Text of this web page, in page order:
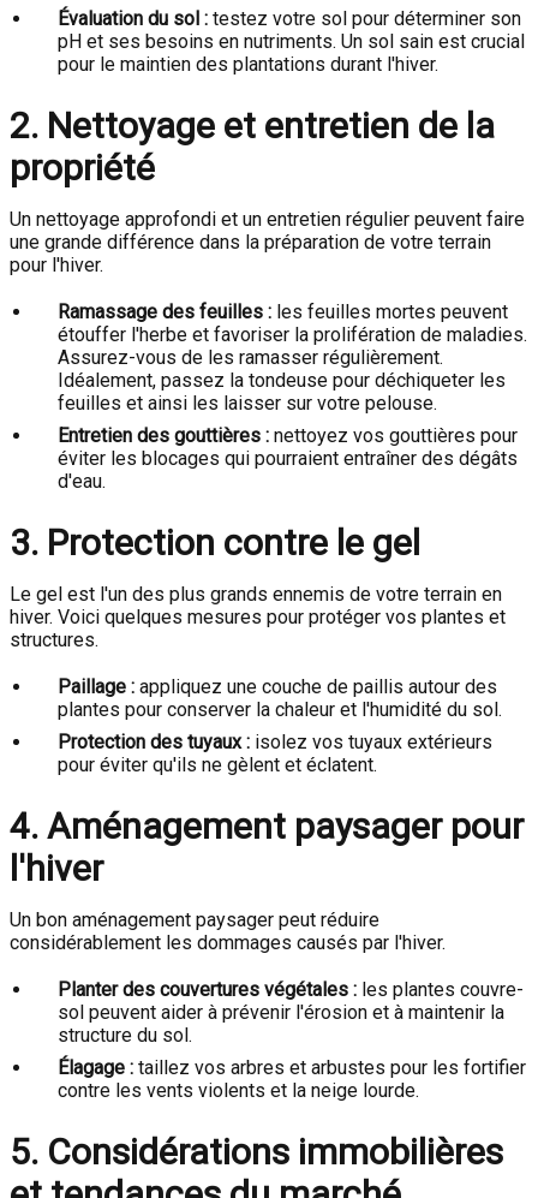
Évaluation du sol : testez votre sol pour déterminer son
pH et ses besoins en nutriments. Un sol sain est crucial
pour le maintien des plantations durant l'hiver.
2. Nettoyage et entretien de la
propriété
Un nettoyage approfondi et un entretien régulier peuvent faire
une grande différence dans la préparation de votre terrain
pour l'hiver.
Ramassage des feuilles : les feuilles mortes peuvent
étouffer l'herbe et favoriser la prolifération de maladies.
Assurez-vous de les ramasser régulièrement.
Idéalement, passez la tondeuse pour déchiqueter les
feuilles et ainsi les laisser sur votre pelouse.
Entretien des gouttières : nettoyez vos gouttières pour
éviter les blocages qui pourraient entraîner des dégâts
d'eau.
3. Protection contre le gel
Le gel est l'un des plus grands ennemis de votre terrain en
hiver. Voici quelques mesures pour protéger vos plantes et
structures.
Paillage : appliquez une couche de paillis autour des
plantes pour conserver la chaleur et l'humidité du sol.
Protection des tuyaux : isolez vos tuyaux extérieurs
pour éviter qu'ils ne gèlent et éclatent.
4. Aménagement paysager pour
l'hiver
Un bon aménagement paysager peut réduire
considérablement les dommages causés par l'hiver.
Planter des couvertures végétales : les plantes couvre-
sol peuvent aider à prévenir l'érosion et à maintenir la
structure du sol.
Élagage : taillez vos arbres et arbustes pour les fortifier
contre les vents violents et la neige lourde.
5. Considérations immobilières